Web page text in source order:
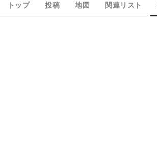
トップ 投稿 地図 関連リスト